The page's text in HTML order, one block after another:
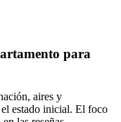
para
aires y
estado inicial. El foco